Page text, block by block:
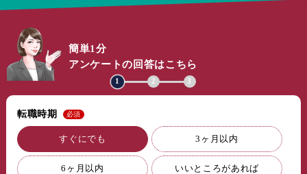
簡単1分
アンケートの回答はこちら
1 2 3
転職時期
すぐにでも 3ヶ月以内
6ヶ月以内 いいところがあれば